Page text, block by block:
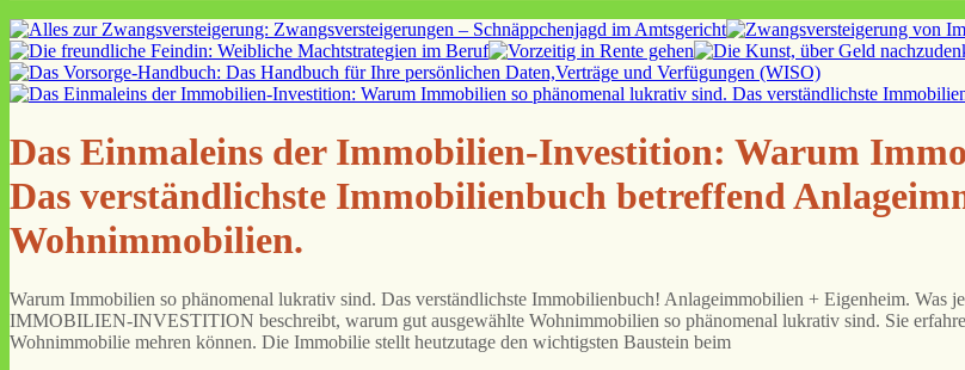
Das Einmaleins der Immobilien-Investition: Warum
Das verständlichste Immobilienbuch betreffend
Wohnimmobilien.
Warum Immobilien so phänomenal lukrativ sind. Das verständlichste Immobilienbuch! Anlageimmobilien + Eigenheim.
IMMOBILIEN-INVESTITION beschreibt, warum gut ausgewählte Wohnimmobilien so phänomenal lukrativ sind. Sie
Wohnimmobilie mehren können. Die Immobilie stellt heutzutage den wichtigsten Baustein beim